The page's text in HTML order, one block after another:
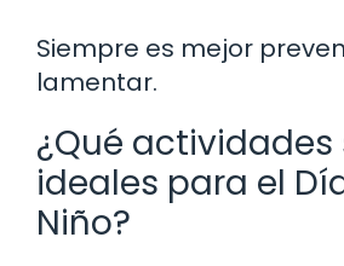
Siempre es mejor
lamentar.
¿Qué actividades
ideales para el
Niño?